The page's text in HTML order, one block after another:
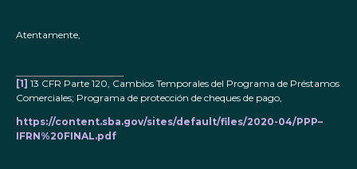
Atentamente,
[1] 13 CFR Parte 120, Cambios Temporales del Programa de Préstamos
Comerciales; Programa de protección de cheques de pago,
https://content.sba.gov/sites/default/files/2020-04/PPP–
IFRN%20FINAL.pdf